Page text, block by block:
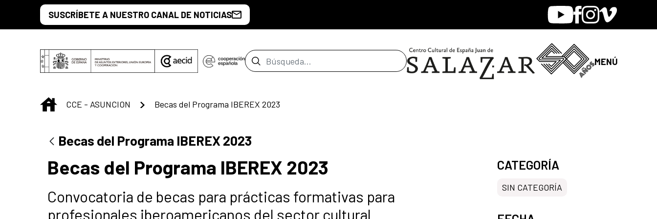
Saltar al contenido principal
SUSCRÍBETE A NUESTRO CANAL DE NOTICIAS YoutubeFacebook
Instagram
Vimeo
Barra de búsqueda MENÚ
INICIO
CCE - ASUNCION Becas del Programa IBEREX 2023
Becas del Programa IBEREX 2023
Becas del Programa IBEREX 2023
Convocatoria de becas para prácticas formativas para
profesionales iberoamericanos del sector cultural
CATEGORÍA
SIN CATEGORÍA